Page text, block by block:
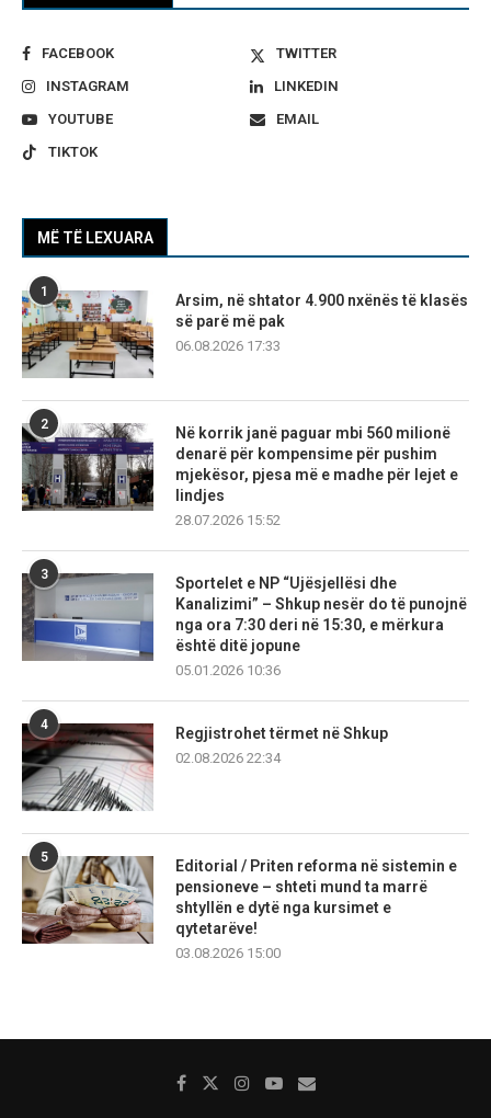
FACEBOOK
TWITTER
INSTAGRAM
LINKEDIN
YOUTUBE
EMAIL
TIKTOK
MË TË LEXUARA
1
Arsim, në shtator 4.900 nxënës të klasës
së parë më pak
06.08.2026 17:33
2
Në korrik janë paguar mbi 560 milionë
denarë për kompensime për pushim
mjekësor, pjesa më e madhe për lejet e
lindjes
28.07.2026 15:52
3
Sportelet e NP “Ujësjellësi dhe
Kanalizimi” – Shkup nesër do të punojnë
nga ora 7:30 deri në 15:30, e mërkura
është ditë jopune
05.01.2026 10:36
4
Regjistrohet tërmet në Shkup
02.08.2026 22:34
5
Editorial / Priten reforma në sistemin e
pensioneve – shteti mund ta marrë
shtyllën e dytë nga kursimet e
qytetarëve!
03.08.2026 15:00